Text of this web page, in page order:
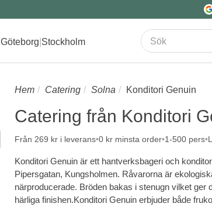
Göteborg Stockholm
Hem Catering Solna Konditori Genuin
Catering från Konditori
Från 269 kr i leverans 0 kr minsta order 1-500 pers
Konditori Genuin är ett hantverksbageri och
Pipersgatan, Kungsholmen. Råvarorna är
närproducerade. Bröden bakas i stenugn vilket
härliga finishen.Konditori Genuin erbjuder både